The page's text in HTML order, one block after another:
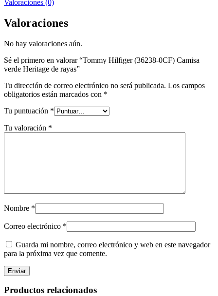
Valoraciones (0)
Valoraciones
No hay valoraciones aún.
Sé el primero en valorar “Tommy Hilfiger (36238-0CF) Camisa
verde Heritage de rayas”
Tu dirección de correo electrónico no será publicada. Los campos
obligatorios están marcados con *
Tu puntuación *
Tu valoración *
Nombre *
Correo electrónico *
Guarda mi nombre, correo electrónico y web en este navegador
para la próxima vez que comente.
Productos relacionados